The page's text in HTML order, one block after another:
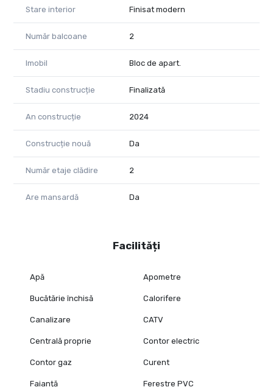
Stare interior Finisat modern
Număr balcoane 2
Imobil Bloc de apart.
Stadiu construcție Finalizată
An construcție 2024
Construcție nouă Da
Număr etaje clădire 2
Are mansardă Da
Facilități
Apă Apometre
Bucătărie închisă Calorifere
Canalizare CATV
Centrală proprie Contor electric
Contor gaz Curent
Faianță Ferestre PVC